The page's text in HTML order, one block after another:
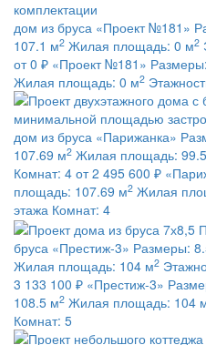
дом из бруса «Проект №181»
107.1 м2 Жилая площадь: 0 м2
от 0 ₽ «Проект №181» Размеры:
Жилая площадь: 0 м2
дом из бруса «Парижанка»
107.69 м2 Жилая площадь:
Комнат: 4 от 2 495 600 ₽
площадь: 107.69 м2 Жилая
этажа Комнат: 4
бруса «Престиж-3» Размеры:
Жилая площадь: 104 м2
3 133 100 ₽ «Престиж-3»
108.5 м2 Жилая площадь: 104
Комнат: 5